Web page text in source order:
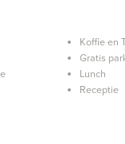
Koffie en
Gratis
Lunch
Receptie